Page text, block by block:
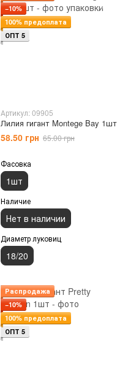
−10%
100% предоплата
ОПТ 5
Артикул: 09905
Лилия гигант Montege Bay 1шт
58.50 грн 65.00 грн
Фасовка
1шт
Наличие
Нет в наличии
Диаметр луковиц
18/20
Распродажа
−10%
100% предоплата
ОПТ 5